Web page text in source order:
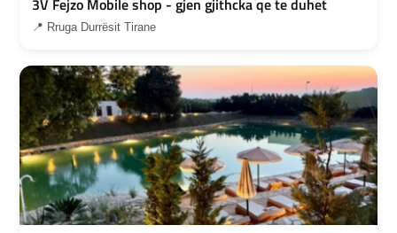
3V Fejzo Mobile shop - gjen gjithcka qe te duhet
📍 Rruga Durrësit Tirane